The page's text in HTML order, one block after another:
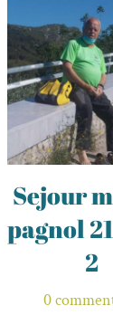
Sejour
pagnol
2
0